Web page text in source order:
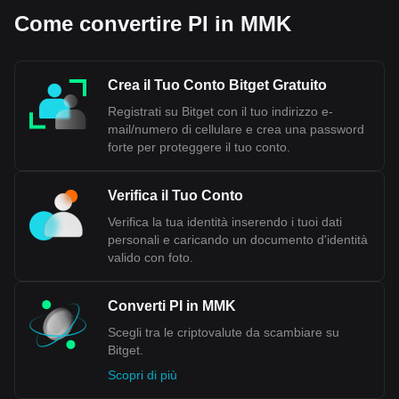
Come convertire PI in MMK
Crea il Tuo Conto Bitget Gratuito
Registrati su Bitget con il tuo indirizzo e-
mail/numero di cellulare e crea una password
forte per proteggere il tuo conto.
Verifica il Tuo Conto
Verifica la tua identità inserendo i tuoi dati
personali e caricando un documento d'identità
valido con foto.
Converti PI in MMK
Scegli tra le criptovalute da scambiare su
Bitget.
Scopri di più